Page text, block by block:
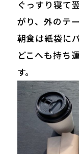
ぐっすり寝て
がり、外のテ
朝食は紙袋に
どこへも持ち
す。